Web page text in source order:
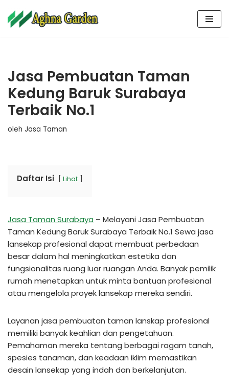
Lompat
Jasa Pembuatan Taman
Kedung Baruk Surabaya
Terbaik No.1
oleh Jasa Taman
Daftar Isi Lihat
Jasa Taman Surabaya – Melayani Jasa Pembuatan
Taman Kedung Baruk Surabaya Terbaik No.1 Sewa jasa
lansekap profesional dapat membuat perbedaan
besar dalam hal meningkatkan estetika dan
fungsionalitas ruang luar ruangan Anda. Banyak pemilik
rumah menetapkan untuk minta bantuan profesional
atau mengelola proyek lansekap mereka sendiri.
Layanan jasa pembuatan taman lanskap profesional
memiliki banyak keahlian dan pengetahuan.
Pemahaman mereka tentang berbagai ragam tanah,
spesies tanaman, dan keadaan iklim memastikan
desain lansekap yang indah dan berkelanjutan.